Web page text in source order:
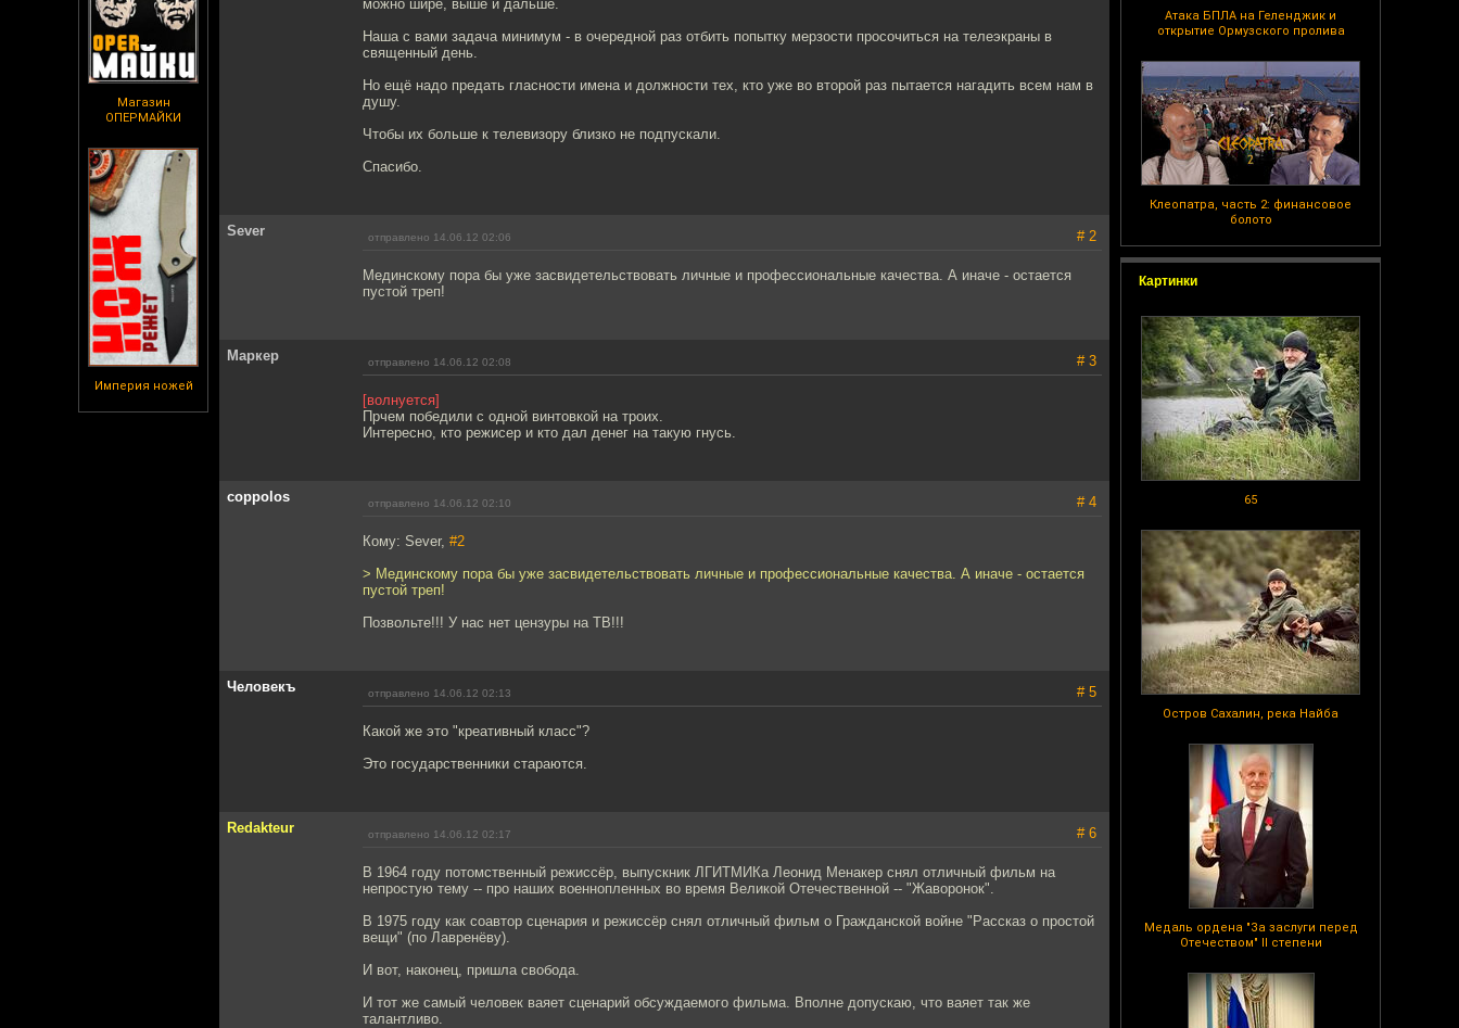
Магазин
ОПЕРМАЙКИ
Империя ножей
Атака БПЛА на Геленджик и
открытие Ормузского пролива
Клеопатра, часть 2: финансовое
болото
Картинки
65
Остров Сахалин, река Найба
Медаль ордена "За заслуги перед
Отечеством" II степени
можно шире, выше и дальше.
Наша с вами задача минимум - в очередной раз отбить попытку мерзости просочиться на телеэкраны в
священный день.
Но ещё надо предать гласности имена и должности тех, кто уже во второй раз пытается нагадить всем нам в
душу.
Чтобы их больше к телевизору близко не подпускали.
Спасибо.
Sever отправлено 14.06.12 02:06 # 2
Мединскому пора бы уже засвидетельствовать личные и профессиональные качества. А иначе - остается
пустой треп!
Маркер отправлено 14.06.12 02:08 # 3
[волнуется]
Прчем победили с одной винтовкой на троих.
Интересно, кто режисер и кто дал денег на такую гнусь.
coppolos отправлено 14.06.12 02:10 # 4
Кому: Sever, #2
> Мединскому пора бы уже засвидетельствовать личные и профессиональные качества. А иначе - остается
пустой треп!
Позвольте!!! У нас нет цензуры на ТВ!!!
Человекъ отправлено 14.06.12 02:13 # 5
Какой же это "креативный класс"?
Это государственники стараются.
Redakteur отправлено 14.06.12 02:17 # 6
В 1964 году потомственный режиссёр, выпускник ЛГИТМИКа Леонид Менакер снял отличный фильм на
непростую тему -- про наших военнопленных во время Великой Отечественной -- "Жаворонок".
В 1975 году как соавтор сценария и режиссёр снял отличный фильм о Гражданской войне "Рассказ о простой
вещи" (по Лавренёву).
И вот, наконец, пришла свобода.
И тот же самый человек ваяет сценарий обсуждаемого фильма. Вполне допускаю, что ваяет так же
талантливо.